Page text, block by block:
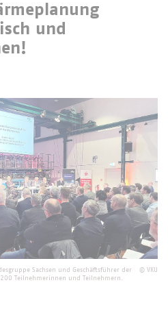
und
© VKU
Sachsen und Geschäftsführer der
Teilnehmerinnen und Teilnehmern.